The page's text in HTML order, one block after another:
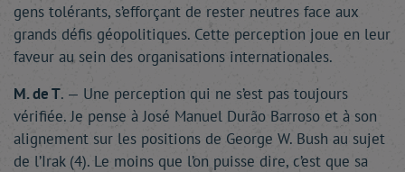
gens tolérants, s’efforçant de rester neutres face aux
grands défis géopolitiques. Cette perception joue en leur
faveur au sein des organisations internationales.
M. de T. — Une perception qui ne s’est pas toujours
vérifiée. Je pense à José Manuel Durão Barroso et à son
alignement sur les positions de George W. Bush au sujet
de l’Irak (4). Le moins que l’on puisse dire, c’est que sa